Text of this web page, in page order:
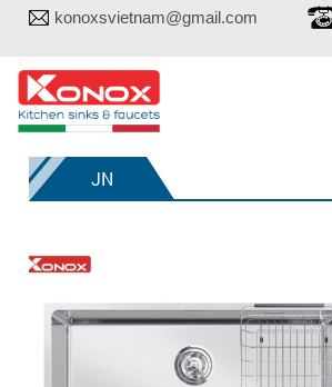
konoxsvietnam@gmail.com
JN